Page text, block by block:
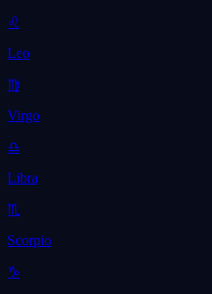
♌
Leo
♍
Virgo
♎
Libra
♏
Scorpio
♑